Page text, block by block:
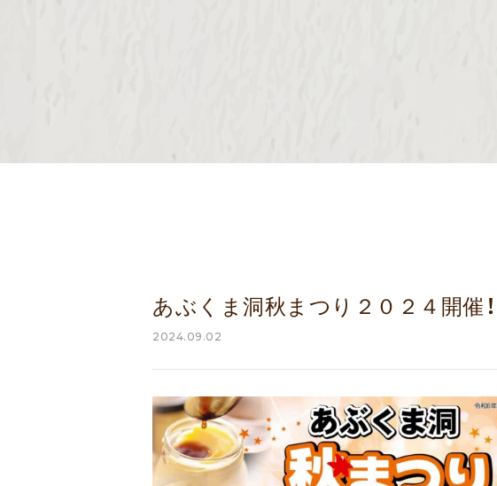
あぶくま洞秋まつり２０２４開催！
2024.09.02